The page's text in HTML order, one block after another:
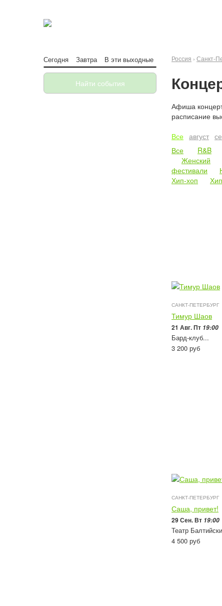
Сегодня Завтра В эти выходные
Найти события
Россия › Санкт-
Афиша
расписание
Все август
Все
R&B
Женский
фестивали
Хип-хоп
САНКТ-ПЕТЕРБУРГ
Тимур Шаов
21 Авг. Пт 19:00
Бард-клуб...
3 200 руб
САНКТ-ПЕТЕРБУРГ
Саша, привет!
29 Сен. Вт 19:00
Театр
4 500 руб